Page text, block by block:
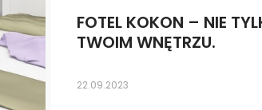
FOTEL KOKON – NIE
TWOIM WNĘTRZU.
22.09.2023